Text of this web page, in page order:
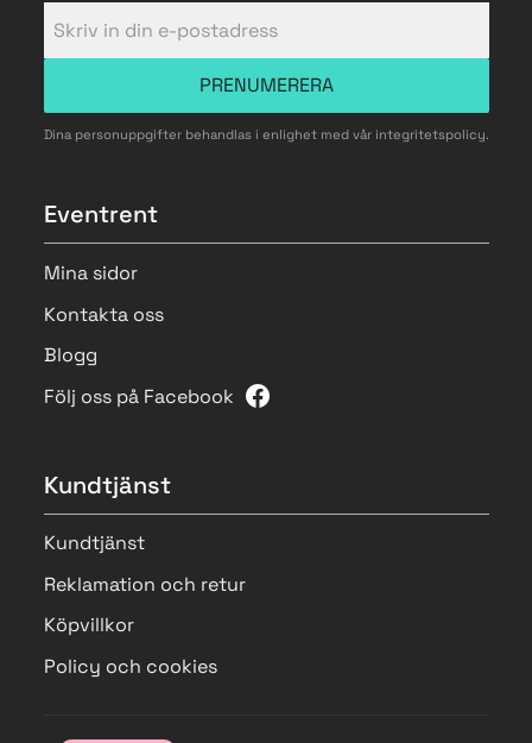
PRENUMERERA
Dina personuppgifter behandlas i enlighet med vår integritetspolicy.
Eventrent
Mina sidor
Kontakta oss
Blogg
Följ oss på Facebook
Kundtjänst
Kundtjänst
Reklamation och retur
Köpvillkor
Policy och cookies